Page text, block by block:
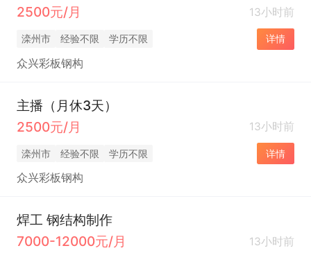
2500元/月
13小时前
滦州市 经验不限 学历不限 详情
众兴彩板钢构
主播（月休3天）
2500元/月
13小时前
滦州市 经验不限 学历不限 详情
众兴彩板钢构
焊工 钢结构制作
7000-12000元/月
13小时前